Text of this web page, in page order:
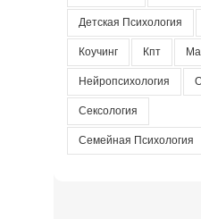
Детская Психология
Коучинг Кпт
Нейропсихология
Сексология
Семейная Психология